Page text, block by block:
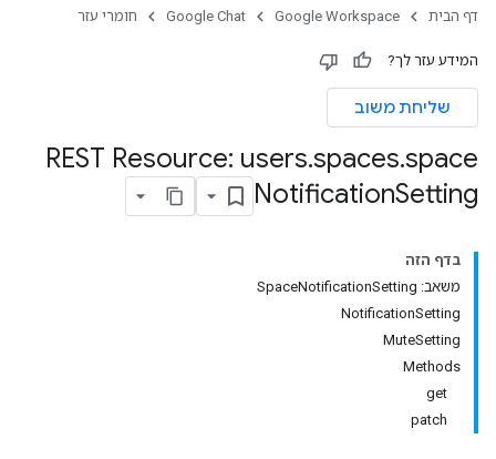
דף הבית Google Workspace
Google Chat חומרי עזר
המידע עזר לך?
שליחת משוב
REST Resource: users.spaces.space
NotificationSetting
בדף הזה
משאב: SpaceNotificationSetting
NotificationSetting
MuteSetting
Methods
get
patch